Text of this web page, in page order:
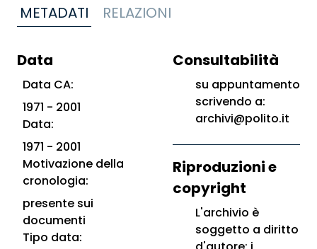
METADATI RELAZIONI
Data
Data CA:
1971 - 2001
Data:
1971 - 2001
Motivazione della
cronologia:
presente sui
documenti
Tipo data:
Consultabilità
su appuntamento
scrivendo a:
archivi@polito.it
Riproduzioni e
copyright
L'archivio è
soggetto a diritto